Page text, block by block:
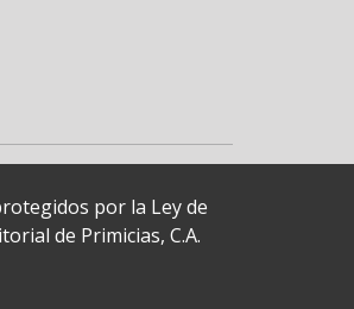
por la Ley de
de Primicias, C.A.